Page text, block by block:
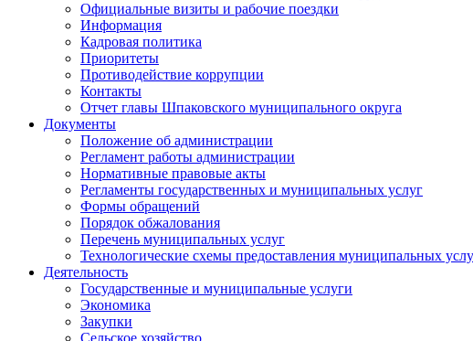
Официальные визиты и рабочие поездки
Информация
Кадровая политика
Приоритеты
Противодействие коррупции
Контакты
Отчет главы Шпаковского муниципального округа
Документы
Положение об администрации
Регламент работы администрации
Нормативные правовые акты
Регламенты государственных и муниципальных услуг
Формы обращений
Порядок обжалования
Перечень муниципальных услуг
Технологические схемы предоставления муниципальных
Деятельность
Государственные и муниципальные услуги
Экономика
Закупки